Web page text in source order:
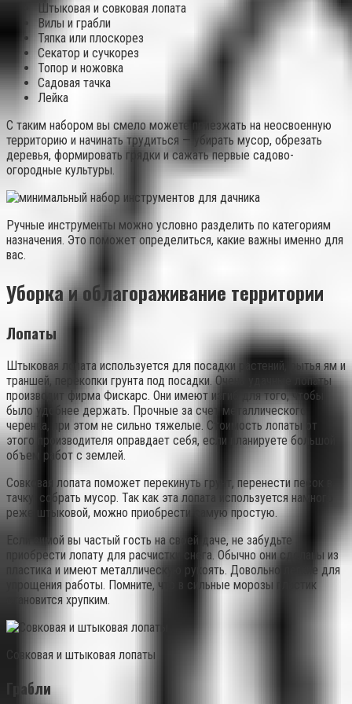
Штыковая и совковая лопата
Вилы и грабли
Тяпка или плоскорез
Секатор и сучкорез
Топор и ножовка
Садовая тачка
Лейка
С таким набором вы смело можете приезжать на неосвоенную
территорию и начинать трудиться — убирать мусор, обрезать
деревья, формировать грядки и сажать первые садово-
огородные культуры.
Ручные инструменты можно условно разделить по категориям
назначения. Это поможет определиться, какие важны именно для
вас.
Уборка и облагораживание территории
Лопаты
Штыковая лопата используется для посадки растений, рытья ям и
траншей, перекопки грунта под посадки. Очень удачные лопаты
производит фирма Фискарс. Они имеют изгиб для того, чтобы
было удобнее держать. Прочные за счет металлического
черенка, при этом не сильно тяжелые. Стоимость лопаты от
этого производителя оправдает себя, если планируете большой
объем работ с землей.
Совковая лопата поможет перекинуть грунт, перенести песок в
тачку, собрать мусор. Так как эта лопата используется намного
реже штыковой, можно приобрести самую простую.
Если зимой вы частый гость на своей даче, не забудьте
приобрести лопату для расчистки снега. Обычно они сделаны из
пластика и имеют металлическую рукоять. Довольно легкие для
упрощения работы. Помните, что в сильные морозы пластик
становится хрупким.
Совковая и штыковая лопаты
Грабли